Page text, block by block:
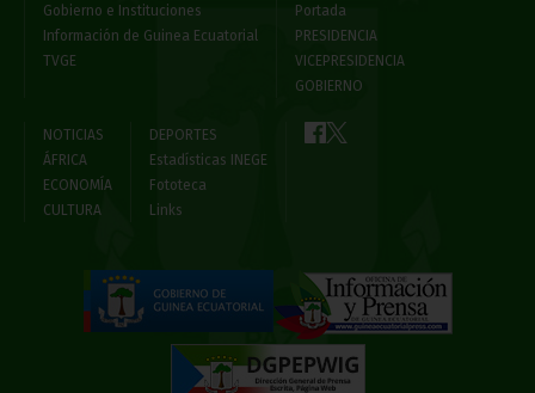
Gobierno e Instituciones
Información de Guinea Ecuatorial
TVGE
Portada
PRESIDENCIA
VICEPRESIDENCIA
GOBIERNO
NOTICIAS
ÁFRICA
ECONOMÍA
CULTURA
DEPORTES
Estadísticas INEGE
Fototeca
Links